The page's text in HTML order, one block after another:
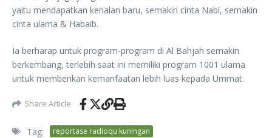
yaitu mendapatkan kenalan baru, semakin cinta Nabi, semakin
cinta ulama & Habaib.
Ia berharap untuk program-program di Al Bahjah semakin
berkembang, terlebih saat ini memiliki program 1001 ulama
untuk memberikan kemanfaatan lebih luas kepada Ummat.
Share Article
Tag: reportase radioqu kuningan